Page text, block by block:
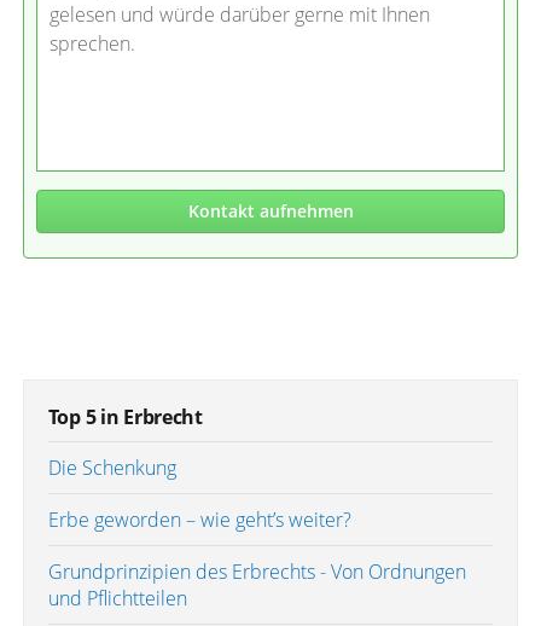
gelesen und würde darüber gerne mit Ihnen
sprechen.
Kontakt aufnehmen
Top 5 in Erbrecht
Die Schenkung
Erbe geworden – wie geht’s weiter?
Grundprinzipien des Erbrechts - Von Ordnungen
und Pflichtteilen